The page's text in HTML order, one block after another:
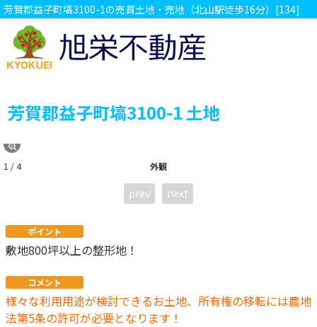
芳賀郡益子町塙3100-1の売買土地・売地（北山駅徒歩16分）[134]
芳賀郡益子町塙3100-1 土地
外観
1 / 4
prev next
ポイント
敷地800坪以上の整形地！
コメント
様々な利用用途が検討できるお土地、所有権の移転には農地
法第5条の許可が必要となります！